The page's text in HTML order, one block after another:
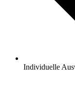
Individuelle